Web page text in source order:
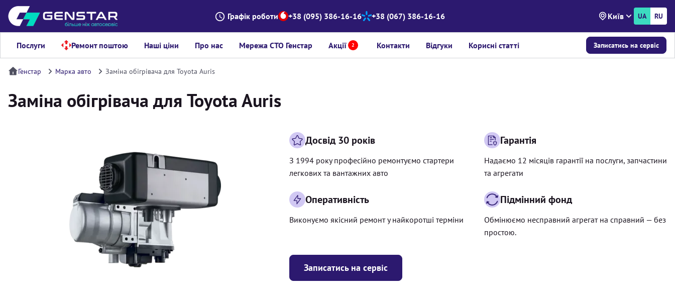
Графік роботи +38 (095) 386-16-16 +38 (067) 386-16-16 Київ UA RU
Послуги Ремонт поштою Наші ціни Про нас Мережа СТО Генстар Акції 2 Контакти Відгуки Корисні статті Записатись на сервіс
Генстар Марка авто Заміна обігрівача для Toyota Auris
Заміна обігрівача для Toyota Auris
Записатись на сервіс
Досвід 30 років
З 1994 року професійно ремонтуємо стартери
легкових та вантажних авто
Гарантія
Надаємо 12 місяців гарантії на послуги, запчастини
та агрегати
Оперативність
Виконуємо якісний ремонт у найкоротші терміни
Підмінний фонд
Обмінюємо несправний агрегат на справний — без
простою.